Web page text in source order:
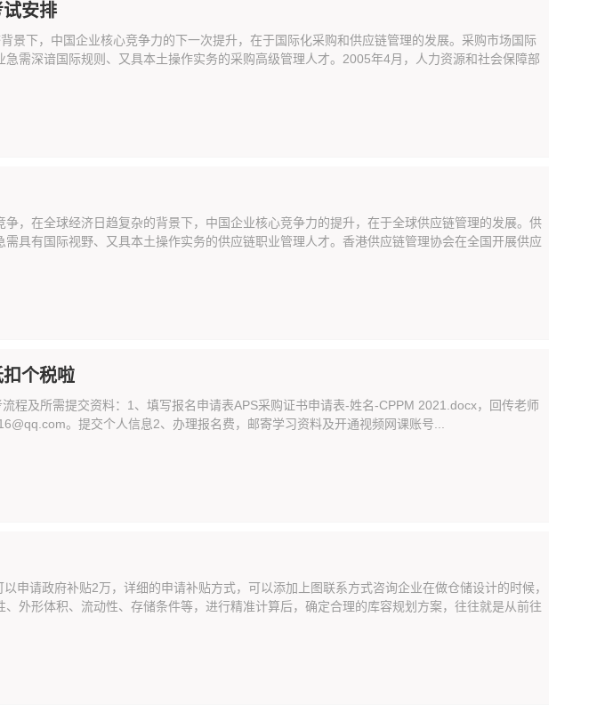
安排
景下，中国企业核心竞争力的下一次提升，在于国际化采购和供应链管理的发展。采购市场国际
需深谙国际规则、又具本土操作实务的采购高级管理人才。2005年4月，人力资源和社会保障部
，在全球经济日趋复杂的背景下，中国企业核心竞争力的提升，在于全球供应链管理的发展。供
具有国际视野、又具本土操作实务的供应链职业管理人才。香港供应链管理协会在全国开展供应
个税啦
程及所需提交资料：1、填写报名申请表APS采购证书申请表-姓名-CPPM 2021.docx，回传老师
。提交个人信息2、办理报名费，邮寄学习资料及开通视频网课账号...
申请政府补贴2万，详细的申请补贴方式，可以添加上图联系方式咨询企业在做仓储设计的时候，
外形体积、流动性、存储条件等，进行精准计算后，确定合理的库容规划方案，往往就是从前往